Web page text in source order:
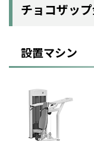
チョコザッ
設置マシン